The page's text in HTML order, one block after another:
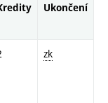
Ukončení
zk